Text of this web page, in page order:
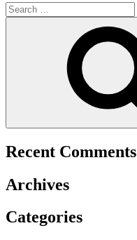
Search
for:
Recent Comments
Archives
Categories